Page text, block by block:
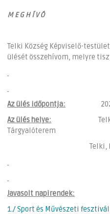
M E G H Í V Ó
Telki Község Képviselő-
ülését összehívom, melyre
Az ülés időpontja: 2022.
Az ülés helye: Telki
Tárgyalóterem
Telki, Petőfi
Javasolt napirendek:
1./ Sport és Művészeti